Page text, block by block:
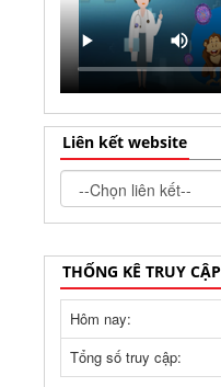
Liên kết website
THỐNG KÊ TRUY CẬP
Hôm nay:
Tổng số truy cập: